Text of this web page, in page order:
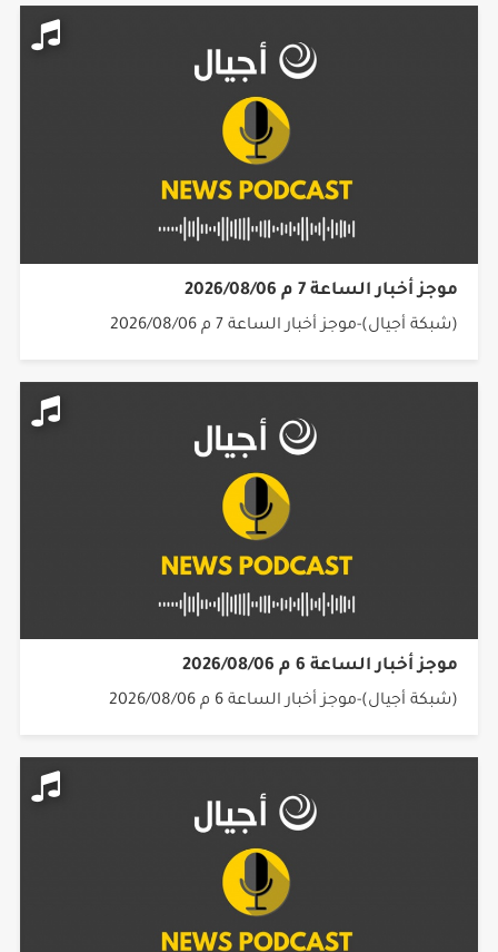
موجز أخبار الساعة 7 م 2026/08/06
(شبكة أجيال)-موجز أخبار الساعة 7 م 2026/08/06
موجز أخبار الساعة 6 م 2026/08/06
(شبكة أجيال)-موجز أخبار الساعة 6 م 2026/08/06